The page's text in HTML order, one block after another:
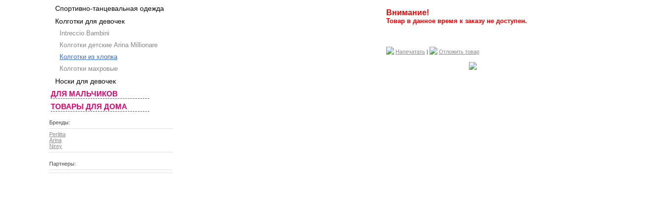
Спортивно-танцевальная одежда
Колготки для девочек
Intreccio Bambini
Колготки детские Arina Millionare
Колготки из хлопка
Колготки махровые
Носки для девочек
ДЛЯ МАЛЬЧИКОВ
ТОВАРЫ ДЛЯ ДОМА
Бренды:
Perlitta
Arina
Nirey
Партнеры:
Внимание!
Товар в данное время к заказу не доступен.
Напечатать | Отложить товар